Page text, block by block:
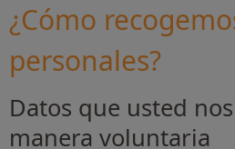
¿Cómo
personales?
Datos que usted
manera voluntaria